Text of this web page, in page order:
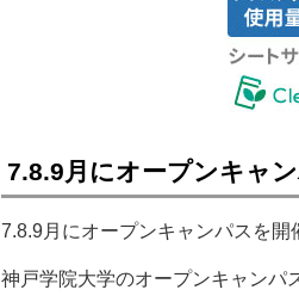
7.8.9月にオープンキャン
7.8.9月にオープンキャンパスを開
神戸学院大学のオープンキャンパ